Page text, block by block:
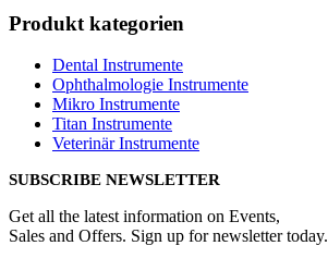
Produkt kategorien
Dental Instrumente
Ophthalmologie Instrumente
Mikro Instrumente
Titan Instrumente
Veterinär Instrumente
SUBSCRIBE NEWSLETTER
Get all the latest information on Events,
Sales and Offers. Sign up for newsletter today.